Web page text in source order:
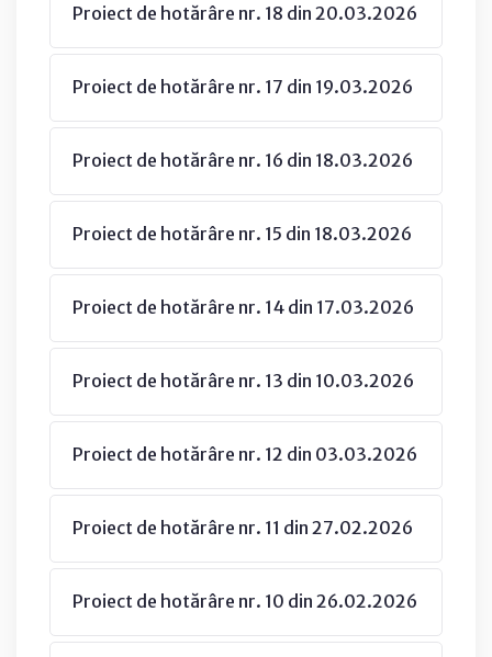
Proiect de hotărâre nr. 18 din 20.03.2026
Proiect de hotărâre nr. 17 din 19.03.2026
Proiect de hotărâre nr. 16 din 18.03.2026
Proiect de hotărâre nr. 15 din 18.03.2026
Proiect de hotărâre nr. 14 din 17.03.2026
Proiect de hotărâre nr. 13 din 10.03.2026
Proiect de hotărâre nr. 12 din 03.03.2026
Proiect de hotărâre nr. 11 din 27.02.2026
Proiect de hotărâre nr. 10 din 26.02.2026